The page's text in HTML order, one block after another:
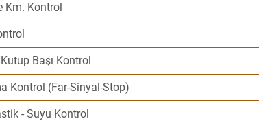
Km. Kontrol
Başı Kontrol
Kontrol (Far-Sinyal-Stop)
- Suyu Kontrol